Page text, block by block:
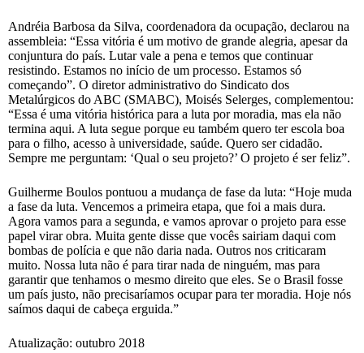
Andréia Barbosa da Silva, coordenadora da ocupação, declarou na
assembleia: “Essa vitória é um motivo de grande alegria, apesar da
conjuntura do país. Lutar vale a pena e temos que continuar
resistindo. Estamos no início de um processo. Estamos só
começando”. O diretor administrativo do Sindicato dos
Metalúrgicos do ABC (SMABC), Moisés Selerges, complementou:
“Essa é uma vitória histórica para a luta por moradia, mas ela não
termina aqui. A luta segue porque eu também quero ter escola boa
para o filho, acesso à universidade, saúde. Quero ser cidadão.
Sempre me perguntam: ‘Qual o seu projeto?’ O projeto é ser feliz”.
Guilherme Boulos pontuou a mudança de fase da luta: “Hoje muda
a fase da luta. Vencemos a primeira etapa, que foi a mais dura.
Agora vamos para a segunda, e vamos aprovar o projeto para esse
papel virar obra. Muita gente disse que vocês sairiam daqui com
bombas de polícia e que não daria nada. Outros nos criticaram
muito. Nossa luta não é para tirar nada de ninguém, mas para
garantir que tenhamos o mesmo direito que eles. Se o Brasil fosse
um país justo, não precisaríamos ocupar para ter moradia. Hoje nós
saímos daqui de cabeça erguida.”
Atualização: outubro 2018